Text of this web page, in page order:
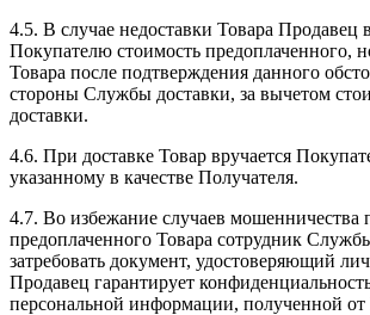
4.5. В случае недоставки Товара Продавец
Покупателю стоимость предоплаченного,
Товара после подтверждения данного
стороны Службы доставки, за вычетом
доставки.
4.6. При доставке Товар вручается
указанному в качестве Получателя.
4.7. Во избежание случаев мошенничества
предоплаченного Товара сотрудник
затребовать документ, удостоверяющий
Продавец гарантирует
персональной информации, полученной от